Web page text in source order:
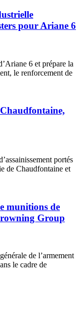
pour Ariane 6
6 et prépare la
le renforcement de
portés
de Chaudfontaine et
munitions de
Group
de l’armement
le cadre de